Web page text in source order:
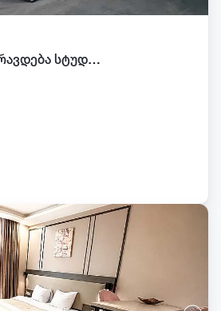
23 სართულზე ქირავდება სტუდიო ბინა ზღვის მთების და ქალაქის ხედით